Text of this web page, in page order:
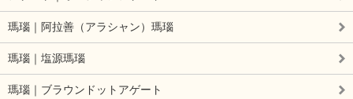
瑪瑙｜阿拉善（アラシャン）瑪瑙
瑪瑙｜塩源瑪瑙
瑪瑙｜ブラウンドットアゲート